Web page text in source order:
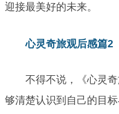
迎接最美好的未来。
心灵奇旅观后感篇2
不得不说，《心灵
够清楚认识到自己的目